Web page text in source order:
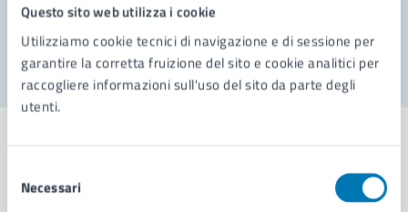
Questo sito web utilizza i cookie
Utilizziamo cookie tecnici di navigazione e di sessione per
garantire la corretta fruizione del sito e cookie analitici per
raccogliere informazioni sull'uso del sito da parte degli
utenti.
delNecessari